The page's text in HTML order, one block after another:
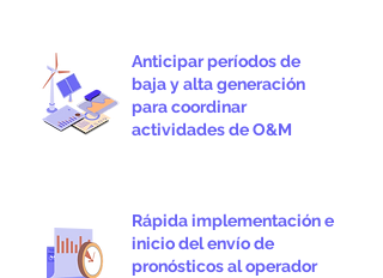
Anticipar períodos de
baja y alta generación
para coordinar
actividades de O&M
Rápida implementación e
inicio del envío de
pronósticos al operador